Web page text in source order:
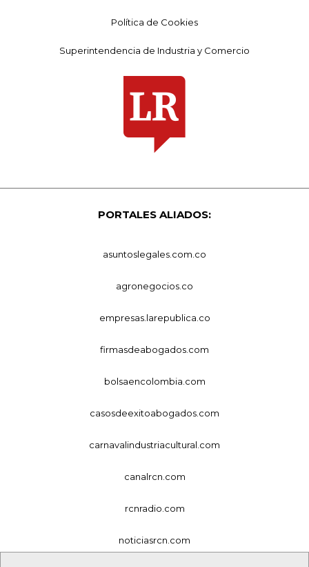
Política de Cookies
Superintendencia de Industria y Comercio
PORTALES ALIADOS:
asuntoslegales.com.co
agronegocios.co
empresas.larepublica.co
firmasdeabogados.com
bolsaencolombia.com
casosdeexitoabogados.com
carnavalindustriacultural.com
canalrcn.com
rcnradio.com
noticiasrcn.com